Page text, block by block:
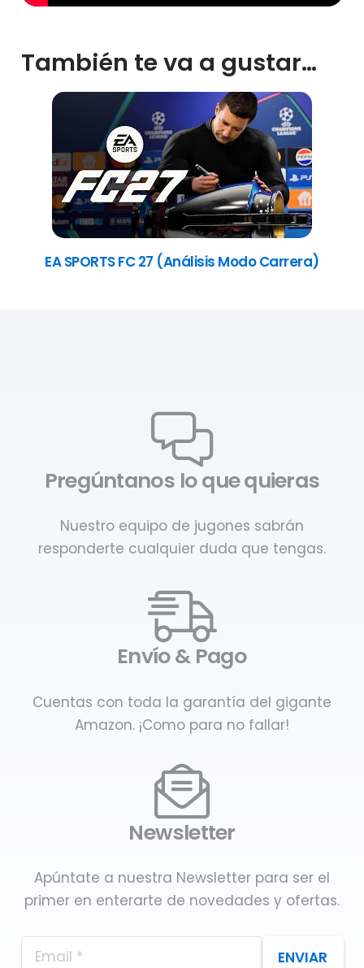
También te va a gustar…
EA SPORTS FC 27 (Análisis Modo Carrera)
Pregúntanos lo que quieras
Nuestro equipo de jugones sabrán
responderte cualquier duda que tengas.
Envío & Pago
Cuentas con toda la garantía del gigante
Amazon. ¡Como para no fallar!
Newsletter
Apúntate a nuestra Newsletter para ser el
primer en enterarte de novedades y ofertas.
ENVIAR